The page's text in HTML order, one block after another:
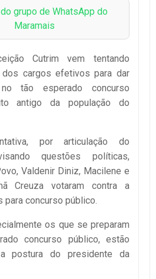
grupo de WhatsApp do
Maramais
Cutrim vem tentando
dos cargos efetivos para dar
no tão esperado concurso
antigo da população do
por articulação do
questões políticas,
Valdenir Diniz, Macilene e
Creuza votaram contra a
para concurso público.
os que se preparam
concurso público, estão
postura do presidente da